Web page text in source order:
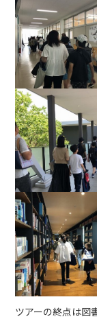
ツアーの終点は図